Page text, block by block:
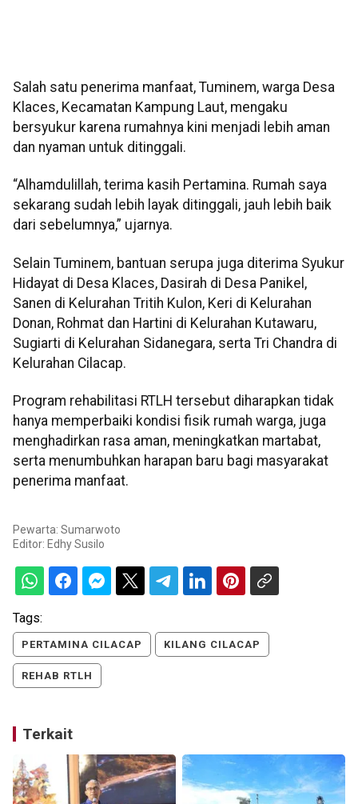
Salah satu penerima manfaat, Tuminem, warga Desa
Klaces, Kecamatan Kampung Laut, mengaku
bersyukur karena rumahnya kini menjadi lebih aman
dan nyaman untuk ditinggali.
“Alhamdulillah, terima kasih Pertamina. Rumah saya
sekarang sudah lebih layak ditinggali, jauh lebih baik
dari sebelumnya,” ujarnya.
Selain Tuminem, bantuan serupa juga diterima Syukur
Hidayat di Desa Klaces, Dasirah di Desa Panikel,
Sanen di Kelurahan Tritih Kulon, Keri di Kelurahan
Donan, Rohmat dan Hartini di Kelurahan Kutawaru,
Sugiarti di Kelurahan Sidanegara, serta Tri Chandra di
Kelurahan Cilacap.
Program rehabilitasi RTLH tersebut diharapkan tidak
hanya memperbaiki kondisi fisik rumah warga, juga
menghadirkan rasa aman, meningkatkan martabat,
serta menumbuhkan harapan baru bagi masyarakat
penerima manfaat.
Pewarta: Sumarwoto
Editor: Edhy Susilo
Tags:
PERTAMINA CILACAP KILANG CILACAP
REHAB RTLH
Terkait